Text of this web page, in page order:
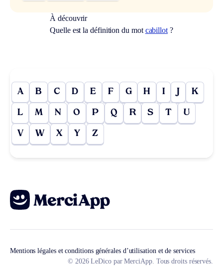
À découvrir
Quelle est la définition du mot cabillot?
A B C D E F G H I J K
L M N O P Q R S T U
V W X Y Z
Mentions légales et conditions générales d’utilisation et de services
© 2026 LeDico par MerciApp. Tous droits réservés.